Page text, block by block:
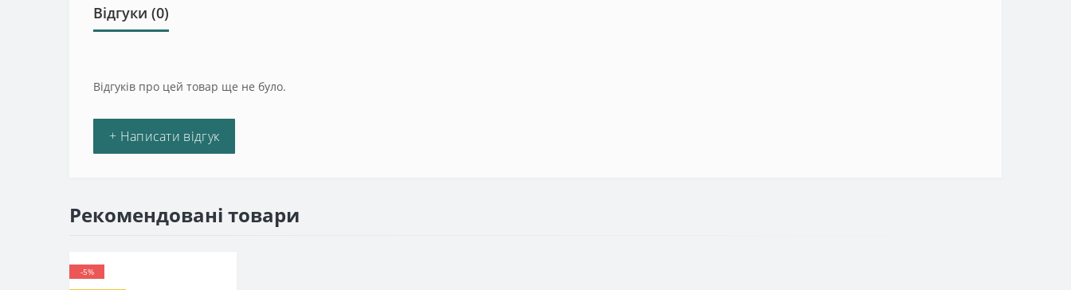
Відгуки (0)
Відгуків про цей товар ще не було.
+ Написати відгук
Рекомендовані товари
-5%